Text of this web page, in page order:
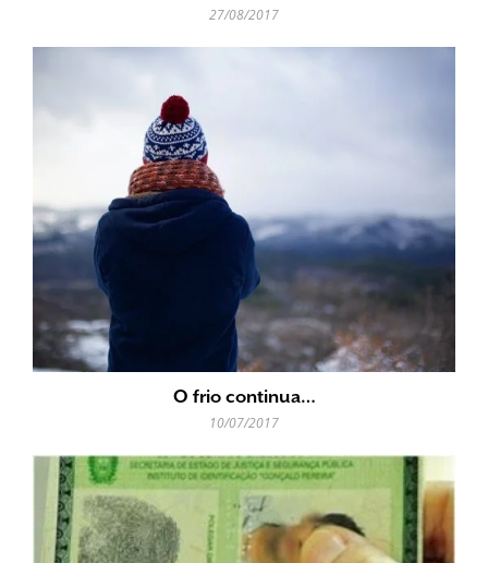
27/08/2017
O frio continua…
10/07/2017